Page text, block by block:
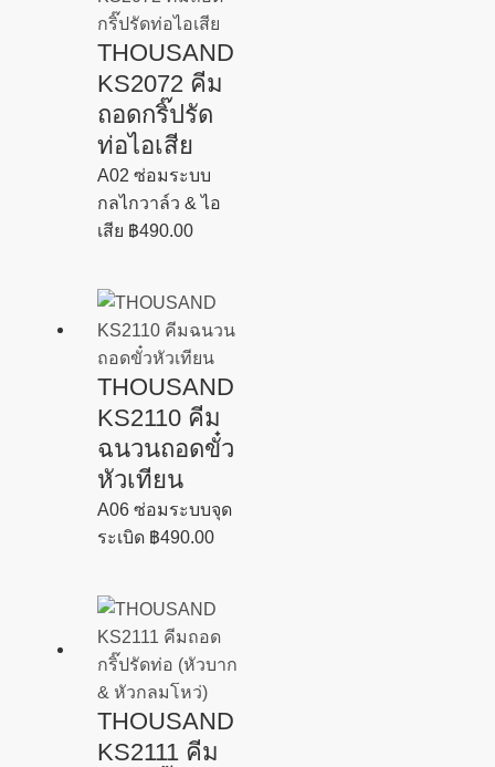
THOUSAND
KS2072 คีม
ถอดกริ๊ปรัด
ท่อไอเสีย
A02 ซ่อมระบบ
กลไกวาล์ว & ไอ
เสีย ฿490.00
THOUSAND
KS2110 คีม
ฉนวนถอดขั๋ว
หัวเทียน
A06 ซ่อมระบบจุด
ระเบิด ฿490.00
THOUSAND
KS2111 คีม